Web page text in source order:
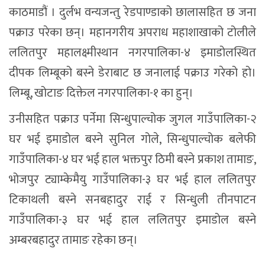
काठमाडौं । दुर्लभ वन्यजन्तु रेडपाण्डाको छालासहित छ जना
पक्राउ परेका छन्। महानगरीय अपराध महाशाखाको टोलीले
ललितपुर महालक्ष्मीस्थान नगरपालिका-४ इमाडोलस्थित
दीपक लिम्बूको बस्ने डेराबाट छ जनालाई पक्राउ गरेको हो।
लिम्बू, खोटाङ दिक्तेल नगरपालिका-१ का हुन्।
उनीसहित पक्राउ पर्नेमा सिन्धुपाल्चोक जुगल गाउँपालिका-२
घर भई इमाडोल बस्ने सुनिल गोले, सिन्धुपाल्चोक बलेफी
गाउँपालिका-४ घर भई हाल भक्तपुर ठिमी बस्ने प्रकाश तामाङ,
भोजपुर ट्याम्केमैयु गाउँपालिका-३ घर भई हाल ललितपुर
टिकाथली बस्ने सनबहादुर राई र सिन्धुली तीनपाटन
गाउँपालिका-३ घर भई हाल ललितपुर इमाडोल बस्ने
अम्बरबहादुर तामाङ रहेका छन्।